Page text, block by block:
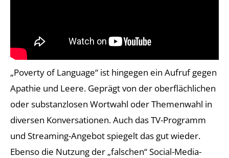
„Poverty of Language“ ist hingegen ein Aufruf gegen
Apathie und Leere. Geprägt von der oberflächlichen
oder substanzlosen Wortwahl oder Themenwahl in
diversen Konversationen. Auch das TV-Programm
und Streaming-Angebot spiegelt das gut wieder.
Ebenso die Nutzung der „falschen“ Social-Media-